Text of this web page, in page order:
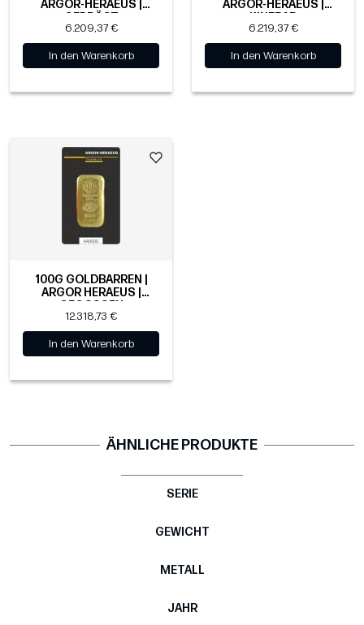
ARGOR-HERAEUS |
6.209,37 €
In den Warenkorb
ARGOR-HERAEUS |
6.219,37 €
In den Warenkorb
100G GOLDBARREN |
ARGOR HERAEUS |
GEGOSSEN
12.318,73 €
In den Warenkorb
ÄHNLICHE PRODUKTE
SERIE
GEWICHT
METALL
JAHR